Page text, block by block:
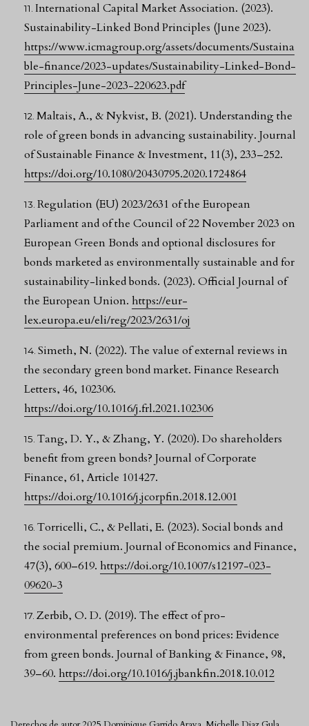
International Capital Market Association. (2023).
Sustainability-Linked Bond Principles (June 2023).
https://www.icmagroup.org/assets/documents/Sustaina
ble-finance/2023-updates/Sustainability-Linked-Bond-
Principles-June-2023-220623.pdf
Maltais, A., & Nykvist, B. (2021). Understanding the
role of green bonds in advancing sustainability. Journal
of Sustainable Finance & Investment, 11(3), 233–252.
https://doi.org/10.1080/20430795.2020.1724864
Regulation (EU) 2023/2631 of the European
Parliament and of the Council of 22 November 2023 on
European Green Bonds and optional disclosures for
bonds marketed as environmentally sustainable and for
sustainability-linked bonds. (2023). Official Journal of
the European Union. https://eur-
lex.europa.eu/eli/reg/2023/2631/oj
Simeth, N. (2022). The value of external reviews in
the secondary green bond market. Finance Research
Letters, 46, 102306.
https://doi.org/10.1016/j.frl.2021.102306
Tang, D. Y., & Zhang, Y. (2020). Do shareholders
benefit from green bonds? Journal of Corporate
Finance, 61, Article 101427.
https://doi.org/10.1016/j.jcorpfin.2018.12.001
Torricelli, C., & Pellati, E. (2023). Social bonds and
the social premium. Journal of Economics and Finance,
47(3), 600–619. https://doi.org/10.1007/s12197-023-
09620-3
Zerbib, O. D. (2019). The effect of pro-
environmental preferences on bond prices: Evidence
from green bonds. Journal of Banking & Finance, 98,
39–60. https://doi.org/10.1016/j.jbankfin.2018.10.012